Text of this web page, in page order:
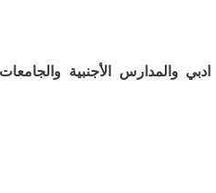
الأجنبية والجامعات